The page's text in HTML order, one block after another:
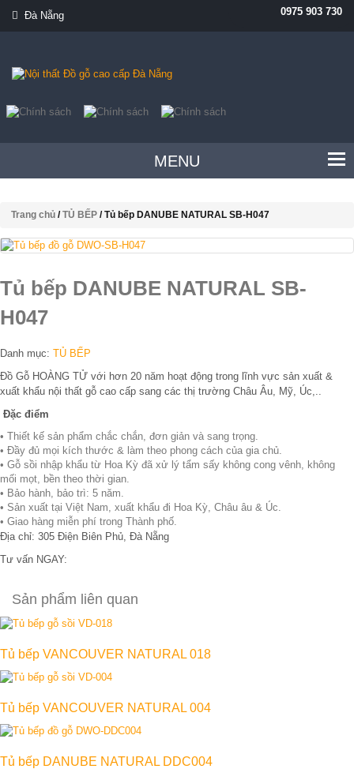
Đà Nẵng
0975 903 730
MENU
Trang chủ /TỦ BẾP / Tủ bếp DANUBE NATURAL SB-H047
Tủ bếp DANUBE NATURAL SB-
H047
Danh mục: TỦ BẾP
Đồ Gỗ HOÀNG TỬ với hơn 20 năm hoạt động trong lĩnh vực sản xuất &
xuất khẩu nội thất gỗ cao cấp sang các thị trường Châu Âu, Mỹ, Úc,..
Đặc điểm
• Thiết kế sản phẩm chắc chắn, đơn giản và sang trọng.
• Đầy đủ mọi kích thước & làm theo phong cách của gia chủ.
• Gỗ sồi nhập khẩu từ Hoa Kỳ đã xử lý tẩm sấy không cong vênh, không
mối mọt, bền theo thời gian.
• Bảo hành, bảo trì: 5 năm.
• Sản xuất tại Việt Nam, xuất khẩu đi Hoa Kỳ, Châu âu & Úc.
• Giao hàng miễn phí trong Thành phố.
Địa chỉ: 305 Điện Biên Phủ, Đà Nẵng
Tư vấn NGAY:
Sản phẩm liên quan
Tủ bếp VANCOUVER NATURAL 018
Tủ bếp VANCOUVER NATURAL 004
Tủ bếp DANUBE NATURAL DDC004